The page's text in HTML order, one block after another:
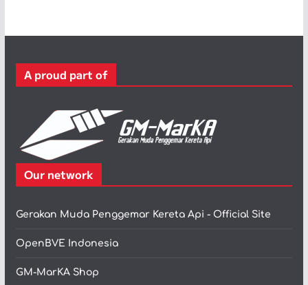
i
A proud part of
Our network
Gerakan Muda Penggemar Kereta Api - Official Site
OpenBVE Indonesia
GM-MarKA Shop